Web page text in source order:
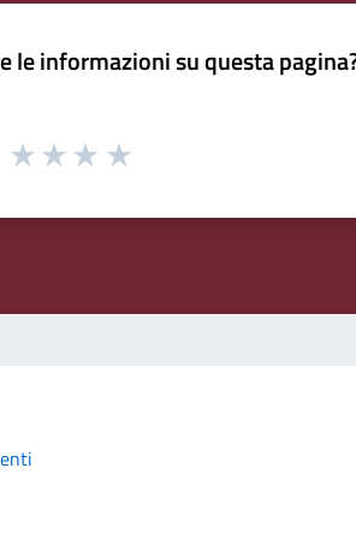
le informazioni su questa